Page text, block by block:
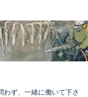
わず、一緒に働いて下さ